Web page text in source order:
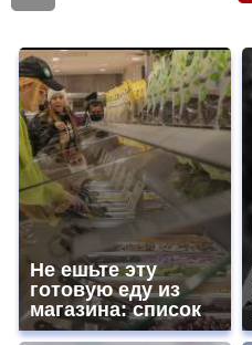
Не ешьте эту
готовую еду из
магазина: список